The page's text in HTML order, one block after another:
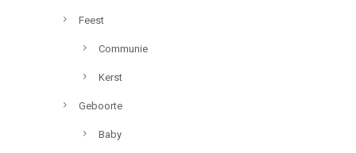
Feest
Communie
Kerst
Geboorte
Baby